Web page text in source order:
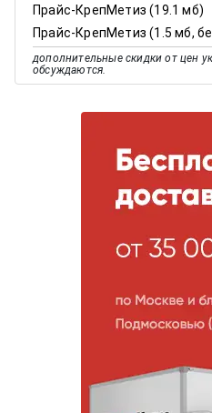
Прайс-КрепМетиз (19.1 мб)
Прайс-КрепМетиз (1.5 мб,
дополнительные скидки от цен
обсуждаются.